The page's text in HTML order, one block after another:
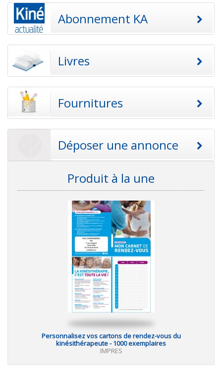
Abonnement KA
Livres
Fournitures
Déposer une annonce
Produit à la une
Personnalisez vos cartons de rendez-vous du
kinésithérapeute - 1000 exemplaires
IMPRES